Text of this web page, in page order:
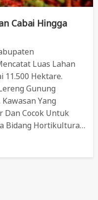
Cabai Hingga
Luas Lahan
11.500 Hektare.
Gunung
Yang
Dan Cocok Untuk
Bidang Hortikultura…